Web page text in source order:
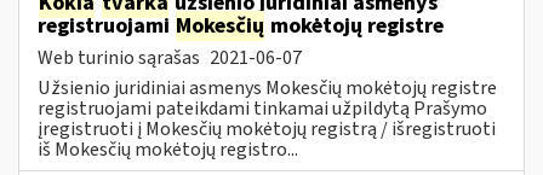
registruojami Mokesčių mokėtojų registre
Web turinio sąrašas 2021-06-07
Užsienio juridiniai asmenys Mokesčių mokėtojų registre
registruojami pateikdami tinkamai užpildytą Prašymo
įregistruoti į Mokesčių mokėtojų registrą / išregistruoti
iš Mokesčių mokėtojų registro...